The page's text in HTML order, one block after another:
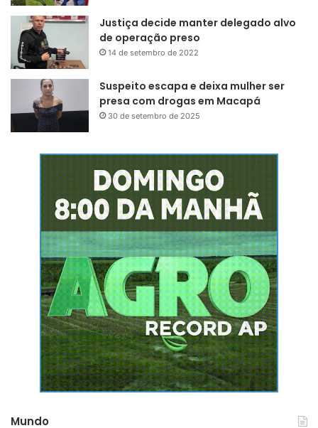
Justiça decide manter delegado alvo
de operação preso
14 de setembro de 2022
Suspeito escapa e deixa mulher ser
presa com drogas em Macapá
30 de setembro de 2025
Mundo